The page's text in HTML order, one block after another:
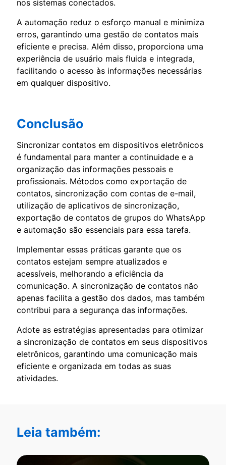
nos sistemas conectados.
A automação reduz o esforço manual e minimiza
erros, garantindo uma gestão de contatos mais
eficiente e precisa. Além disso, proporciona uma
experiência de usuário mais fluida e integrada,
facilitando o acesso às informações necessárias
em qualquer dispositivo.
Conclusão
Sincronizar contatos em dispositivos eletrônicos
é fundamental para manter a continuidade e a
organização das informações pessoais e
profissionais. Métodos como exportação de
contatos, sincronização com contas de e-mail,
utilização de aplicativos de sincronização,
exportação de contatos de grupos do WhatsApp
e automação são essenciais para essa tarefa.
Implementar essas práticas garante que os
contatos estejam sempre atualizados e
acessíveis, melhorando a eficiência da
comunicação. A sincronização de contatos não
apenas facilita a gestão dos dados, mas também
contribui para a segurança das informações.
Adote as estratégias apresentadas para otimizar
a sincronização de contatos em seus dispositivos
eletrônicos, garantindo uma comunicação mais
eficiente e organizada em todas as suas
atividades.
Leia também: